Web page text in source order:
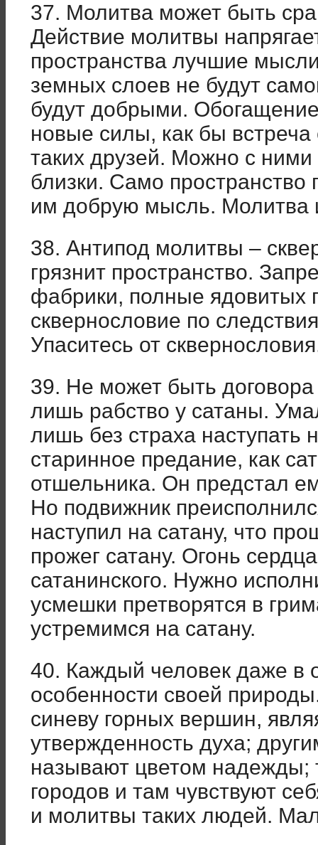
37. Молитва может быть
Действие молитвы
пространства лучшие
земных слоев не будут
будут добрыми.
новые силы, как бы
таких друзей. Можно с ними
близки. Само пространство
им добрую мысль. Молитва
38. Антипод молитвы –
грязнит пространство.
фабрики, полные ядовитых
сквернословие по
Упаситесь от
39. Не может быть
лишь рабство у сатаны.
лишь без страха наступать
старинное предание, как
отшельника. Он предстал
Но подвижник
наступил на сатану, что
прожег сатану. Огонь
сатанинского. Нужно
усмешки претворятся в
устремимся на сатану.
40. Каждый человек даже в
особенности своей
синеву горных вершин,
утвержденность духа;
называют цветом надежды;
городов и там чувствуют
и молитвы таких людей.